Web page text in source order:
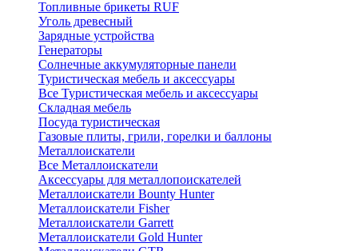
Топливные брикеты RUF
Уголь древесный
Зарядные устройства
Генераторы
Солнечные аккумуляторные панели
Туристическая мебель и аксессуары
Все Туристическая мебель и аксессуары
Складная мебель
Посуда туристическая
Газовые плиты, грили, горелки и баллоны
Металлоискатели
Все Металлоискатели
Аксессуары для металлопоискателей
Металлоискатели Bounty Hunter
Металлоискатели Fisher
Металлоискатели Garrett
Металлоискатели Gold Hunter